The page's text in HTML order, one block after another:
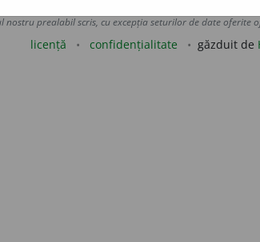
datelor de pe acest site, inclusiv prin orice metode de
nostru prealabil scris, cu excepția seturilor de date oferite
licență confidențialitate găzduit de